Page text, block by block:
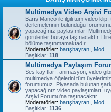
Multimedya Video Arşivi
Barış Manço ile ilgili tüm video
derlemelerinin bulunduğu
yapacağınız paylaşımları
görülenler buraya taşınacaktır.
bölüme taşınmamaktadır.
Moderatörler: barışhayranı
Mod
Başlıklar: 118
Multimedya Paylaşım
Ses kayıtları, animasyon, video
multimedya öğelerini tüm
forumumuz. Piyasada bulunan
yapacağınız video paylaşımları,
Arşivi Forumu'na taşınacaktır.
Moderatörler: barışhayranı
Mod
Başlıklar: 1136